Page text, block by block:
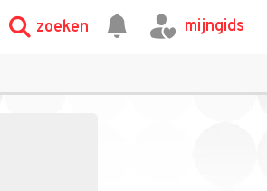
zoeken mijngids